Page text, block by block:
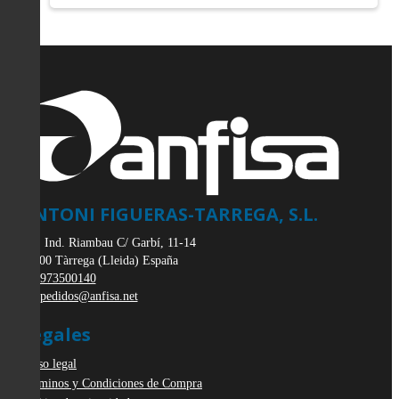
ANTONI FIGUERAS-TARREGA, S.L.
Pol. Ind. Riambau C/ Garbí, 11-14
25300 Tàrrega (Lleida) España
973500140
pedidos@anfisa.net
Legales
Aviso legal
Términos y Condiciones de Compra